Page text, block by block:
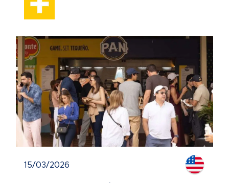
15/03/2026